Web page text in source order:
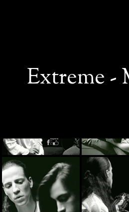
Extreme -